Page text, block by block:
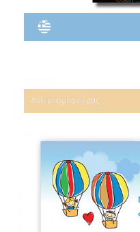
Αντί μπομπονιέρας